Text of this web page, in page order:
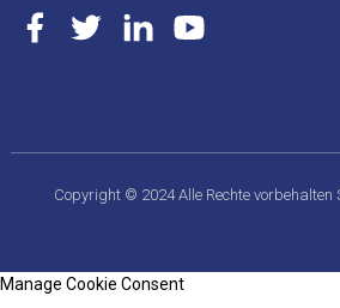
Copyright © 2024 Alle Rechte vorbehalten
Manage Cookie Consent